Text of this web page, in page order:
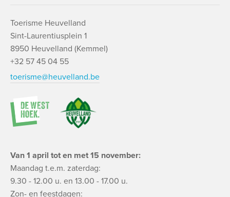
Toerisme Heuvelland
Sint-Laurentiusplein 1
8950 Heuvelland (Kemmel)
+32 57 45 04 55
toerisme@heuvelland.be
Van 1 april tot en met 15 november:
Maandag t.e.m. zaterdag:
9.30 - 12.00 u. en 13.00 - 17.00 u.
Zon- en feestdagen: